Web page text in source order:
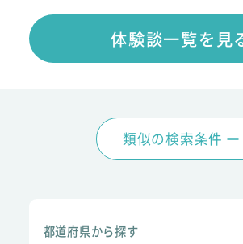
体験談一覧を見
類似の検索条件
都道府県から探す